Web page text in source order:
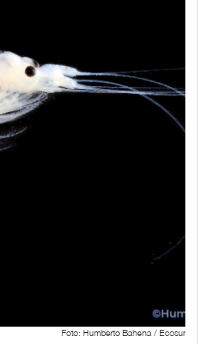
Foto: Humberto Bahena / Ecosur